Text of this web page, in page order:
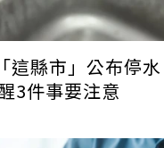
這縣市」公布停水
提醒3件事要注意